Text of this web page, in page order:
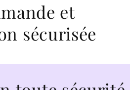
et
sécurisée